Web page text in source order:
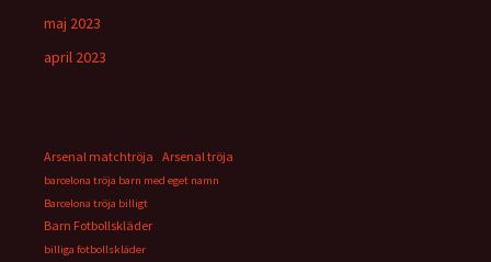
maj 2023
april 2023
Arsenal matchtröja Arsenal tröja
barcelona tröja barn med eget namn
Barcelona tröja billigt
Barn Fotbollskläder
billiga fotbollskläder